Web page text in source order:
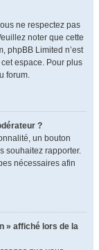
ne respectez pas
noter que cette
phpBB Limited n’est
espace. Pour plus
forum.
?
un bouton
souhaitez rapporter.
nécessaires afin
» affiché lors de la